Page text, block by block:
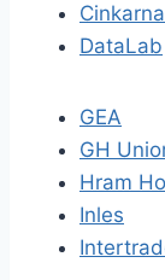
DataLab
GEA
GH
Hram
Inles